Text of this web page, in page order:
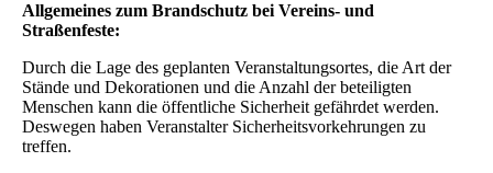
Allgemeines zum Brandschutz bei Vereins- und
Straßenfeste:
Durch die Lage des geplanten Veranstaltungsortes, die Art der
Stände und Dekorationen und die Anzahl der beteiligten
Menschen kann die öffentliche Sicherheit gefährdet werden.
Deswegen haben Veranstalter Sicherheitsvorkehrungen zu
treffen.